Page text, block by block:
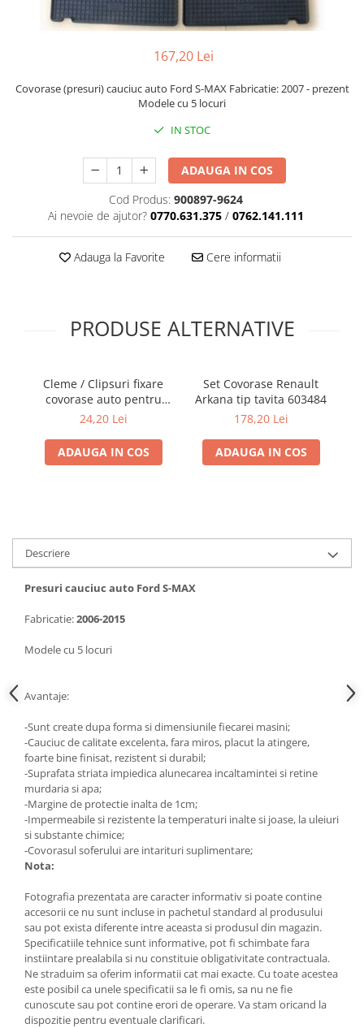
167,20 Lei
Covorase (presuri) cauciuc auto Ford S-MAX Fabricatie: 2007 - prezent
Modele cu 5 locuri
IN STOC
ADAUGA IN COS
Cod Produs: 900897-9624
Ai nevoie de ajutor? 0770.631.375 / 0762.141.111
Adauga la Favorite Cere informatii
PRODUSE ALTERNATIVE
Cleme / Clipsuri fixare
covorase auto pentru
Renault / Nissan
24,20 Lei
ADAUGA IN COS
Set Covorase Renault
Arkana tip tavita 603484
178,20 Lei
ADAUGA IN COS
Descriere
Presuri cauciuc auto Ford S-MAX
Fabricatie:2006-2015
Modele cu 5 locuri
Avantaje:
-Sunt create dupa forma si dimensiunile fiecarei masini;
-Cauciuc de calitate excelenta, fara miros, placut la atingere,
foarte bine finisat, rezistent si durabil;
-Suprafata striata impiedica alunecarea incaltamintei si retine
murdaria si apa;
-Margine de protectie inalta de 1cm;
-Impermeabile si rezistente la temperaturi inalte si joase, la uleiuri
si substante chimice;
-Covorasul soferului are intarituri suplimentare;
Nota:
Fotografia prezentata are caracter informativ si poate contine
accesorii ce nu sunt incluse in pachetul standard al produsului
sau pot exista diferente intre aceasta si produsul din magazin.
Specificatiile tehnice sunt informative, pot fi schimbate fara
instiintare prealabila si nu constituie obligativitate contractuala.
Ne straduim sa oferim informatii cat mai exacte. Cu toate acestea
este posibil ca unele specificatii sa le fi omis, sa nu ne fie
cunoscute sau pot contine erori de operare. Va stam oricand la
dispozitie pentru eventuale clarificari.